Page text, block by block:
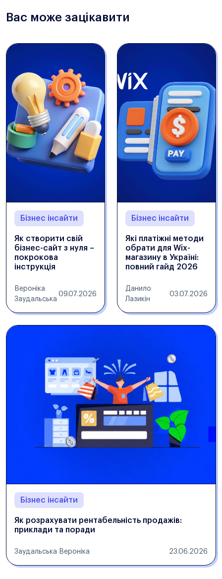
Вас може зацікавити
Бізнес інсайти
Як створити свій
бізнес-сайт з нуля –
покрокова
інструкція
Вероніка
Заудальська
09.07.2026
Бізнес інсайти
Які платіжні методи
обрати для Wix-
магазину в Україні:
повний гайд 2026
Данило
Лазикін
03.07.2026
Бізнес інсайти
Як розрахувати рентабельність продажів:
приклади та поради
Заудальська Вероніка 23.06.2026